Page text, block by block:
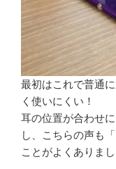
最初はこれで普通
く使いにくい！
耳の位置が合わせ
し、こちらの声も
ことがよくありまし